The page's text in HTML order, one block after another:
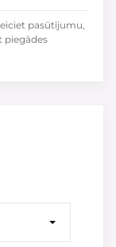
pasūtījumu,